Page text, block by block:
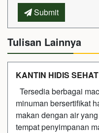
Submit
Tulisan Lainnya
KANTIN HIDIS
Tersedia berbagai
minuman bersertifikat
makan dengan air
tempat penyimpanan